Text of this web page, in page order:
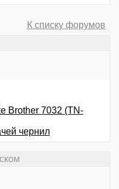
К списку форумов
Brother 7032 (TN-
чернил